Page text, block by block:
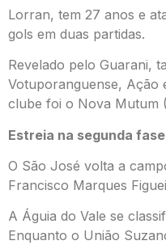
Lorran, tem 27 anos e
gols em duas partidas.
Revelado pelo Guarani,
Votuporanguense, Ação
clube foi o Nova Mutum
Estreia na segunda fase
O São José volta a
Francisco Marques
A Águia do Vale se
Enquanto o União